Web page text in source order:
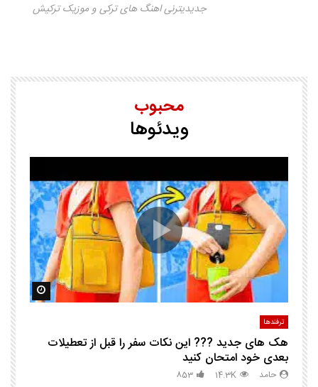
جدیدیترنی اهنگ های ترکی و موزیک ترکیش
محبوب
ویدئوها
مشاهده
ترفندها
هک های جدید ??️? این نکات سفر را قبل از تعطیلات
بعدی خود امتحان کنید
حامد 14.3K
853
مشاهده بعدا